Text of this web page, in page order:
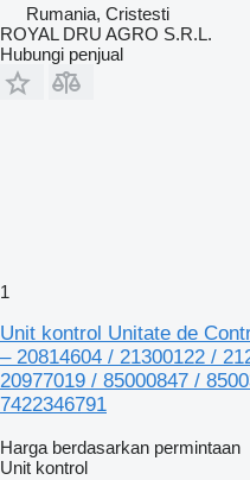
Rumania, Cristesti
ROYAL DRU AGRO S.R.L.
Hubungi penjual
1
Unit kontrol Unitate de
– 20814604 / 21300122 /
20977019 / 85000847 /
7422346791
Harga berdasarkan permintaan
Unit kontrol